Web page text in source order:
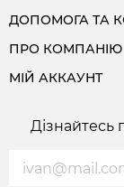
ДОПОМОГА ТА
ПРО КОМПАНІЮ
МІЙ АККАУНТ